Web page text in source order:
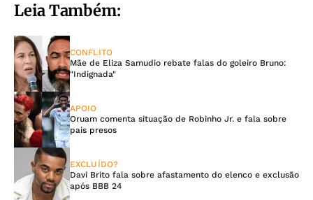
Leia Também:
CONFLITO
Mãe de Eliza Samudio rebate falas do goleiro Bruno:
"Indignada"
APOIO
Oruam comenta situação de Robinho Jr. e fala sobre
pais presos
EXCLUÍDO?
Davi Brito fala sobre afastamento do elenco e exclusão
após BBB 24